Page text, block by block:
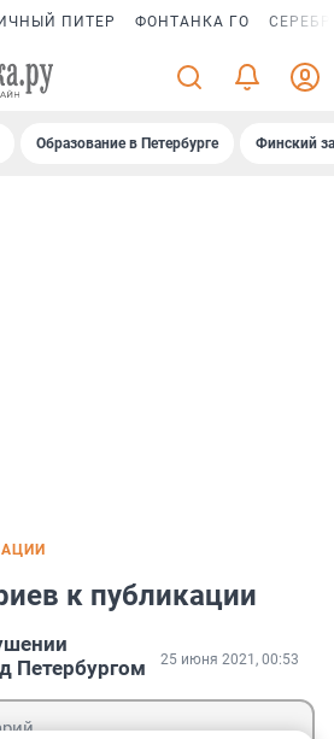
ПИТЕР ФОНТАНКА ГО
Образование в Петербурге Финский
к публикации
Петербургом
25 июня 2021, 00:53